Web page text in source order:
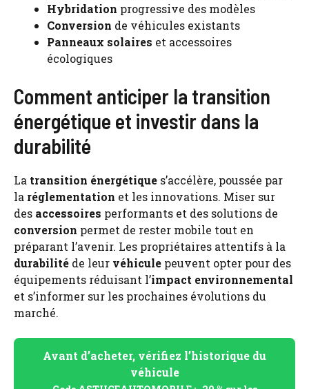
Hybridation progressive des modèles
Conversion de véhicules existants
Panneaux solaires et accessoires
écologiques
Comment anticiper la transition
énergétique et investir dans la
durabilité
La transition énergétique s’accélère, poussée par
la réglementation et les innovations. Miser sur
des accessoires performants et des solutions de
conversion permet de rester mobile tout en
préparant l’avenir. Les propriétaires attentifs à la
durabilité de leur véhicule peuvent opter pour des
équipements réduisant l’impact environnemental
et s’informer sur les prochaines évolutions du
marché.
Avant d’acheter, vérifiez l’historique du
véhicule